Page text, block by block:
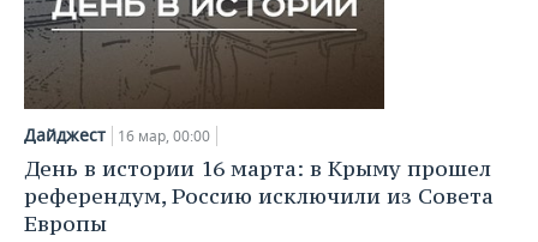
Дайджест 16 мар, 00:00
День в истории 16 марта: в Крыму прошел
референдум, Россию исключили из Совета
Европы